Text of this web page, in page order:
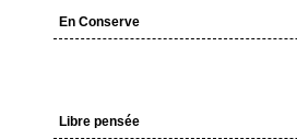
En Conserve
Libre pensée